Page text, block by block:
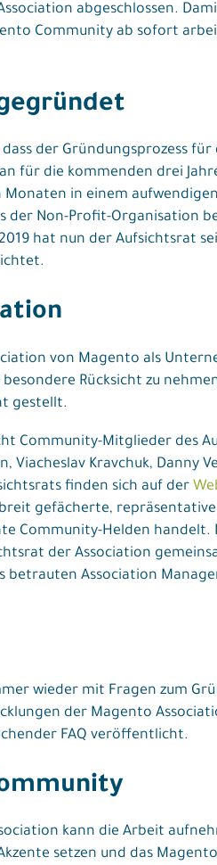
abgeschlossen.
Community ab sofort
der Gründungsprozess für
für die kommenden drei
in einem
der Non-Profit-Organisation
hat nun der Aufsichtsrat
von Magento als
Rücksicht zu
gestellt.
Community-Mitglieder des
Viacheslav Kravchuk, Danny
finden sich auf der
gefächerte,
Community-Helden handelt.
der Association
betrauten Association
wieder mit Fragen zum
der Magento
FAQ veröffentlicht.
kann die Arbeit
setzen und das